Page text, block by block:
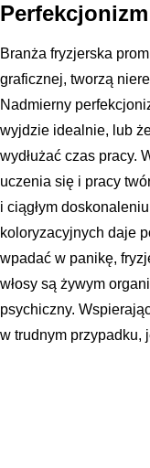
Branża fryzjerska
graficznej, tworzą
Nadmierny
wyjdzie idealnie, lub
wydłużać czas pracy.
uczenia się i pracy
i ciągłym
koloryzacyjnych daje
wpadać w panikę,
włosy są żywym
psychiczny.
w trudnym przypadku,